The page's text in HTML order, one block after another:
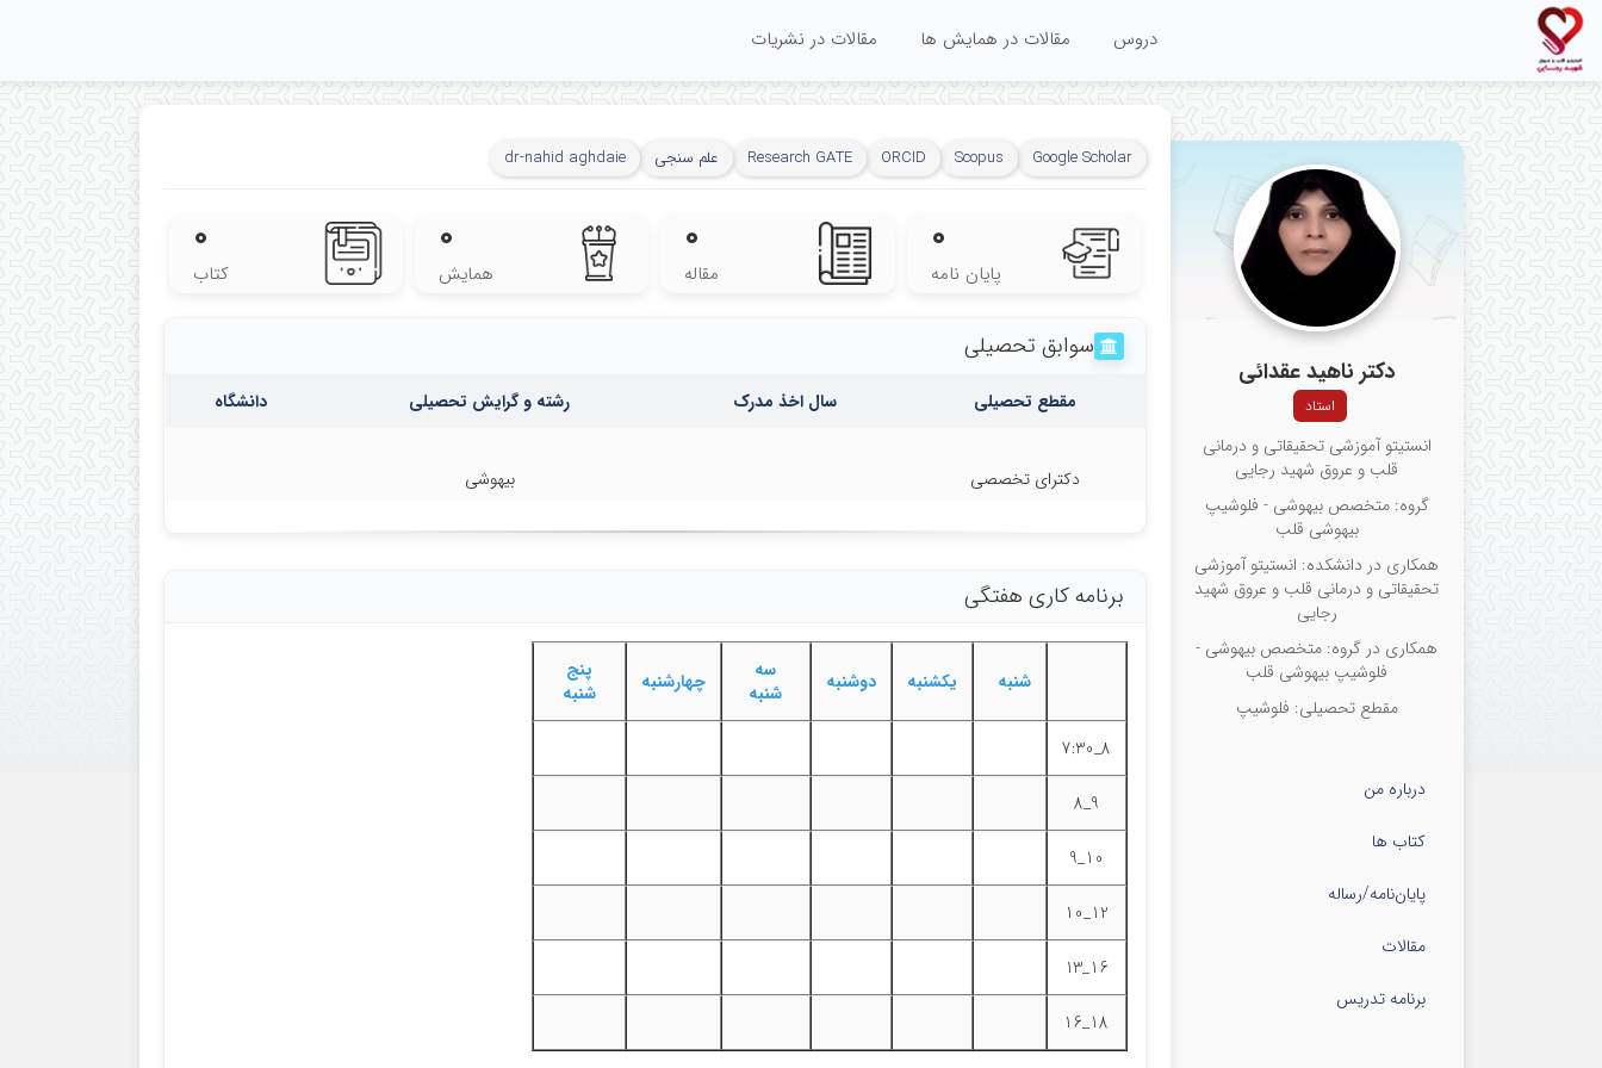
دروس مقالات در همایش ها مقالات در نشریات
دکتر ناهید عقدائی
استاد
انستیتو آموزشی تحقیقاتی و درمانی
قلب و عروق شهید رجایی
گروه: متخصص بیهوشی - فلوشیپ
بیهوشی قلب
همکاری در دانشکده: انستیتو آموزشی
تحقیقاتی و درمانی قلب و عروق شهید
رجایی
همکاری در گروه: متخصص بیهوشی -
فلوشیپ بیهوشی قلب
مقطع تحصیلی: فلوشیپ
درباره من
کتاب ها
پایان‌نامه‌/رساله
مقالات
برنامه تدریس
Google Scholar
Scopus
ORCID
Research GATE علم سنجی dr-nahid aghdaie
۰
پایان نامه
۰
مقاله
۰
همایش
۰
کتاب
سوابق تحصیلی
مقطع تحصیلی سال اخذ مدرک رشته و گرایش تحصیلی دانشگاه
دکترای تخصصی بیهوشی
برنامه کاری هفتگی
شنبه یکشنبه دوشنبه
سه
شنبه
چهارشنبه
پنج
شنبه
8_7:30
9_8
10_9
12_10
16_13
18_16